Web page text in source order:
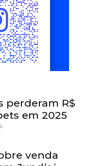
perderam R$
em 2025
venda